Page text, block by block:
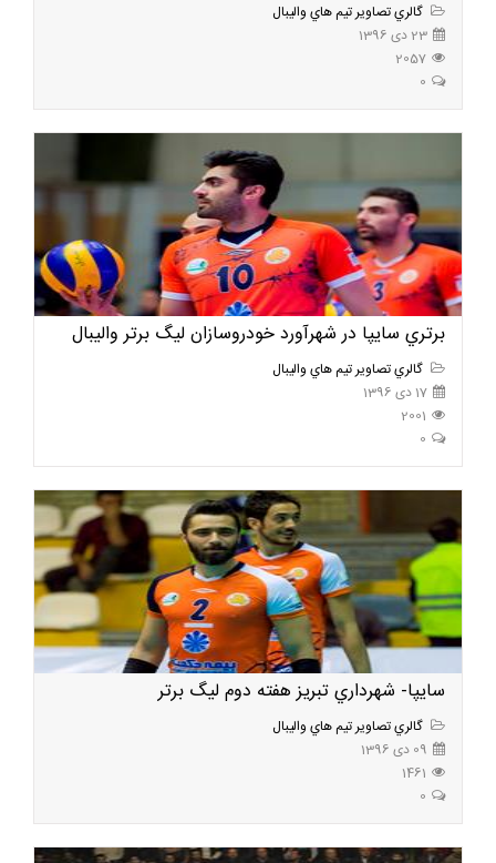
گالري تصاوير تيم هاي واليبال
23 دی 1396
2057
0
برتري سايپا در شهرآورد خودروسازان ليگ برتر واليبال
گالري تصاوير تيم هاي واليبال
17 دی 1396
2001
0
سايپا- شهرداري تبريز هفته دوم ليگ برتر
گالري تصاوير تيم هاي واليبال
09 دی 1396
1461
0